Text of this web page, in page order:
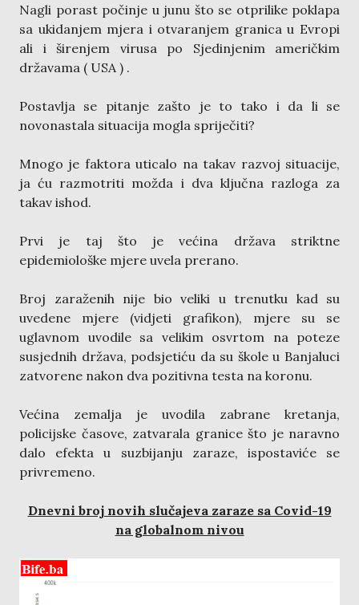
Nagli porast počinje u junu što se otprilike poklapa
sa ukidanjem mjera i otvaranjem granica u Evropi
ali i širenjem virusa po Sjedinjenim američkim
državama ( USA ) .
Postavlja se pitanje zašto je to tako i da li se
novonastala situacija mogla spriječiti?
Mnogo je faktora uticalo na takav razvoj situacije,
ja ću razmotriti možda i dva ključna razloga za
takav ishod.
Prvi je taj što je većina država striktne
epidemiološke mjere uvela prerano.
Broj zaraženih nije bio veliki u trenutku kad su
uvedene mjere (vidjeti grafikon), mjere su se
uglavnom uvodile sa velikim osvrtom na poteze
susjednih država, podsjetiću da su škole u Banjaluci
zatvorene nakon dva pozitivna testa na koronu.
Većina zemalja je uvodila zabrane kretanja,
policijske časove, zatvarala granice što je naravno
dalo efekta u suzbijanju zaraze, ispostaviće se
privremeno.
Dnevni broj novih slučajeva zaraze sa Covid-19
na globalnom nivou